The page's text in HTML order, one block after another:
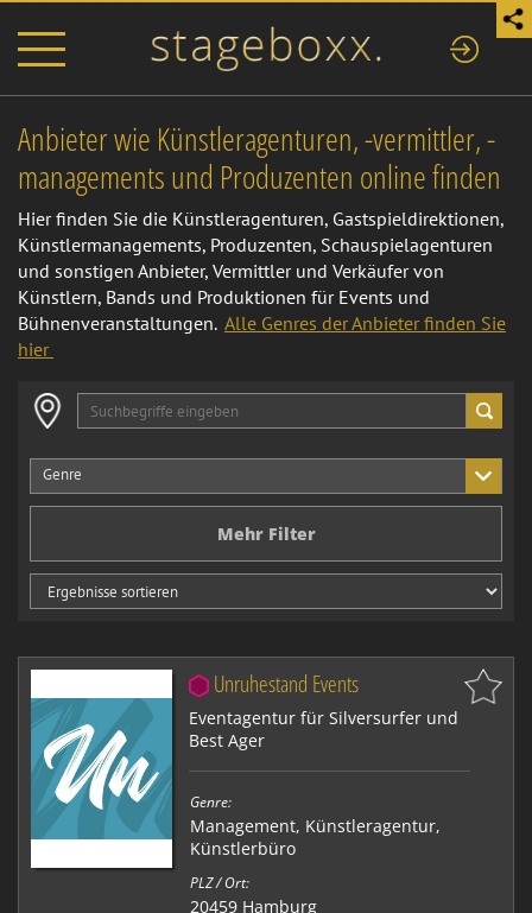
Anbieter wie Künstleragenturen, -vermittler, -
managements und Produzenten online finden
Hier finden Sie die Künstleragenturen, Gastspieldirektionen,
Künstlermanagements, Produzenten, Schauspielagenturen
und sonstigen Anbieter, Vermittler und Verkäufer von
Künstlern, Bands und Produktionen für Events und
Bühnenveranstaltungen. Alle Genres der Anbieter finden Sie
hier
Genre
Mehr Filter
Unruhestand Events
Eventagentur für Silversurfer und
Best Ager
Genre:
Management, Künstleragentur,
Künstlerbüro
PLZ / Ort:
20459 Hamburg